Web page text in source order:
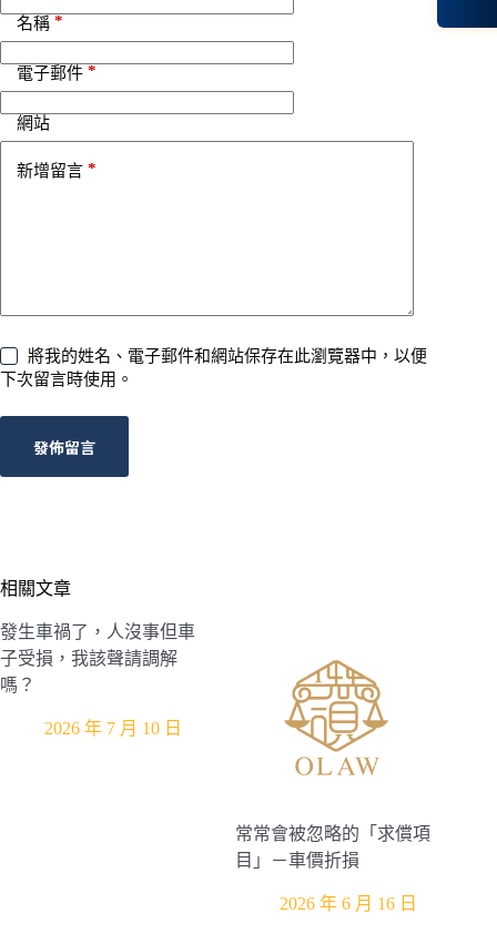
名稱 *
電子郵件 *
網站
新增留言 *
將我的姓名、電子郵件和網站保存在此瀏覽器中，以便
下次留言時使用。
發佈留言
相關文章
發生車禍了，人沒事但車
子受損，我該聲請調解
嗎？
2026 年 7 月 10 日
常常會被忽略的「求償項
目」－車價折損
2026 年 6 月 16 日